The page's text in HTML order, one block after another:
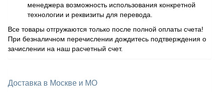
менеджера возможность использования конкретной
технологии и реквизиты для перевода.
Все товары отгружаются только после полной оплаты счета!
При безналичном перечислении дождитесь подтверждения о
зачислении на наш расчетный счет.
Доставка в Москве и МО